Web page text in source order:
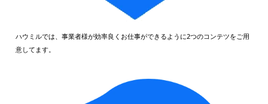
ハウミルでは、事業者様が効率良くお仕事ができるように2つのコンテツをご用
意してます。